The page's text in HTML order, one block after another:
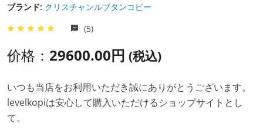
ブランド: クリスチャンルブタンコピー
(5)
价格： 29600.00円 (税込)
いつも当店をお利用いただき誠にありがとうございます。
levelkopiは安心して購入いただけるショップサイトとし
て。